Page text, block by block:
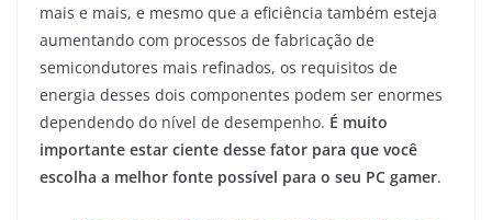
mais e mais, e mesmo que a eficiência também esteja
aumentando com processos de fabricação de
semicondutores mais refinados, os requisitos de
energia desses dois componentes podem ser enormes
dependendo do nível de desempenho. É muito
importante estar ciente desse fator para que você
escolha a melhor fonte possível para o seu PC gamer.